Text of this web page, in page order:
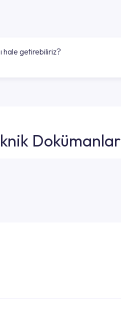
hale getirebiliriz?
Dokümanlar